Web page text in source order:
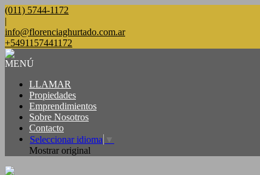
(011) 5744-1172
|
info@florenciaghurtado.com.ar
+5491157441172
MENÚ
LLAMAR
Propiedades
Emprendimientos
Sobre Nosotros
Contacto
Seleccionar idioma
Mostrar original